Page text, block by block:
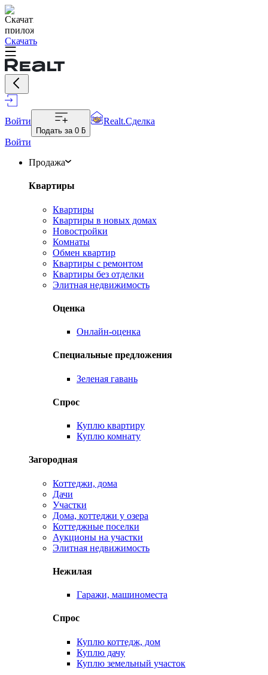
Скачать
Войти
Подать за 0 ƃ
Realt.Сделка
Войти
Продажа
Квартиры
Квартиры
Квартиры в новых домах
Новостройки
Комнаты
Обмен квартир
Квартиры с ремонтом
Квартиры без отделки
Элитная недвижимость
Оценка
Онлайн-оценка
Специальные предложения
Зеленая гавань
Спрос
Куплю квартиру
Куплю комнату
Загородная
Коттеджи, дома
Дачи
Участки
Дома, коттеджи у озера
Коттеджные поселки
Аукционы на участки
Элитная недвижимость
Нежилая
Гаражи, машиноместа
Спрос
Куплю коттедж, дом
Куплю дачу
Куплю земельный участок